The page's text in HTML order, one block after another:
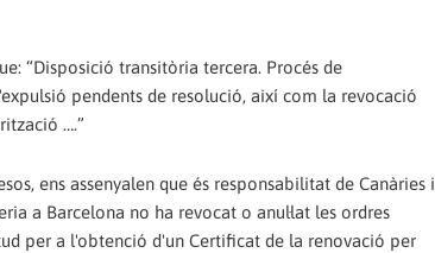
“Disposició transitòria tercera. Procés de
pendents de resolució, així com la revocació
….”
ens assenyalen que és responsabilitat de Canàries i
a Barcelona no ha revocat o anul·lat les ordres
per a l'obtenció d'un Certificat de la renovació per